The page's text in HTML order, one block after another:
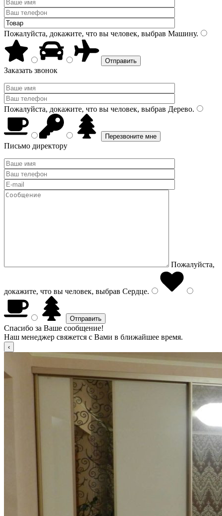
Пожалуйста, докажите, что вы человек, выбрав Машину.
Заказать звонок
Пожалуйста, докажите, что вы человек, выбрав Дерево.
Письмо директору
Пожалуйста,
докажите, что вы человек, выбрав Сердце.
Спасибо за Ваше сообщение!
Наш менеджер свяжется с Вами в ближайшее время.